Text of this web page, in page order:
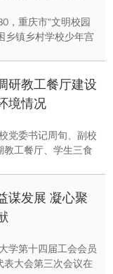
大学举行
，重庆市“文明校园
乡镇乡村学校少年宫
委副书记王旭出席会
副书记覃正杰主持会
研教工餐厅建设
境情况
党委书记周旬、副校
工餐厅、学生三食
谋发展 凝心聚
学第十四届工会会员
表大会第三次会议在